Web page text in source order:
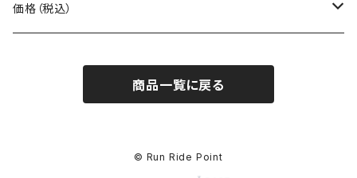
carb
Ciele Athletics
自転車
価格（税込）
1,001～5,000円
商品一覧に戻る
© Run Ride Point